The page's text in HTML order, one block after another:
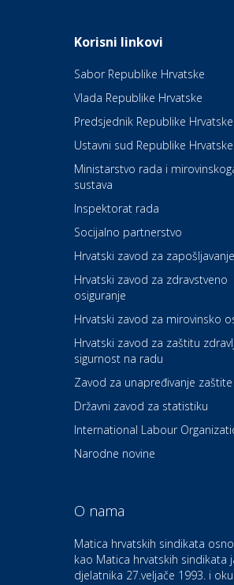
Daruvarske toplice –
Kultura i edukacija
Kazalište Kerempuh
Kultura i edukacija
Kazalište ZKM
Auto-moto i tehnika
Zdravlje i osiguranje
Povoljnosti
Dental Sudar
Dom i dizajn
Euro-vrt – kosilice,
Odmor
Bistrica
Korisni linkovi
Sabor Republike Hrvatske
Vlada Republike Hrvatske
Predsjednik Republike Hrvatske
Ustavni sud Republike Hrvatske
Ministarstvo rada i
sustava
Inspektorat rada
Socijalno partnerstvo
Hrvatski zavod za zapošljavanje
Hrvatski zavod za zdravstveno
osiguranje
Hrvatski zavod za mirovinsko
Hrvatski zavod za zaštitu
sigurnost na radu
Zavod za unapređivanje
Državni zavod za statistiku
International Labour
Narodne novine
O nama
Matica hrvatskih sindikata
kao Matica hrvatskih sindikata
djelatnika 27.veljače 1993. i